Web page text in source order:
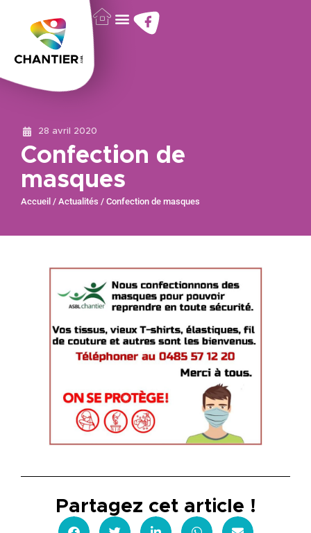
28 avril 2020
Confection de
masques
Accueil / Actualités / Confection de masques
Partagez cet article !